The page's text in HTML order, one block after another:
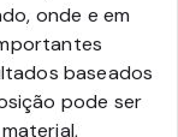
onde e em
baseados
pode ser